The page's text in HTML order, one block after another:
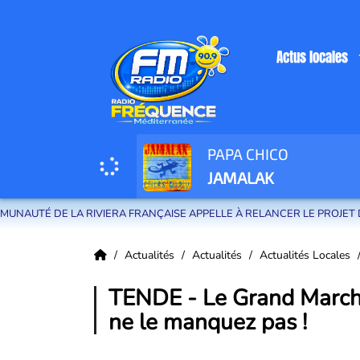
Radio Fréquence Méditerranée la radio de menton et des communes
Actus locales
PAPA CHICO
JAMALAK
FRANÇAISE APPELLE À RELANCER LE PROJET DE MÉTRO
Actualités Actualités Actualités Locales
TENDE - Le Grand
ne le manquez pas !